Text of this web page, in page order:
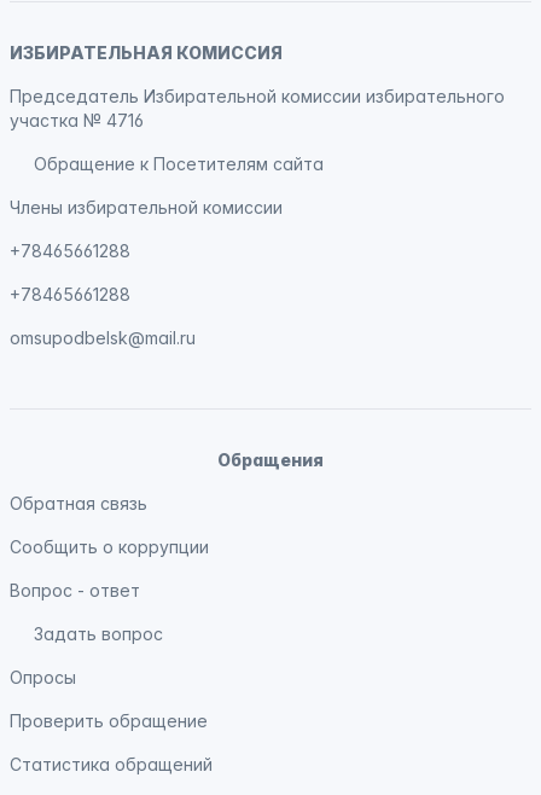
ИЗБИРАТЕЛЬНАЯ КОМИССИЯ
Председатель Избирательной комиссии избирательного
участка № 4716
Обращение к Посетителям сайта
Члены избирательной комиссии
+78465661288
+78465661288
omsupodbelsk@mail.ru
Обращения
Обратная связь
Сообщить о коррупции
Вопрос - ответ
Задать вопрос
Опросы
Проверить обращение
Статистика обращений